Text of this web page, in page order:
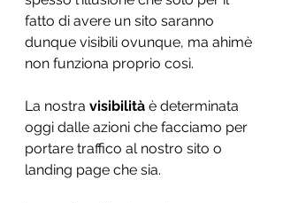
fatto di avere un sito saranno
dunque visibili ovunque, ma ahimè
non funziona proprio così.
La nostra visibilità è determinata
oggi dalle azioni che facciamo per
portare traffico al nostro sito o
landing page che sia.